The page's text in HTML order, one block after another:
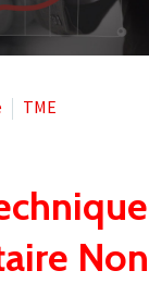
TME